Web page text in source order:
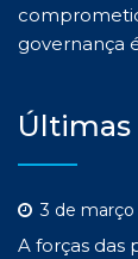
governança
3 de março
A forças das